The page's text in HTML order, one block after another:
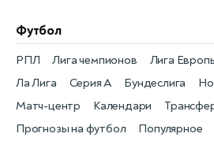
Футбол
РПЛ
Матч-центр
Лига чемпионов
Календари
Лига
Прогнозы на футбол Популярное
Ла Лига Серия А Бундеслига